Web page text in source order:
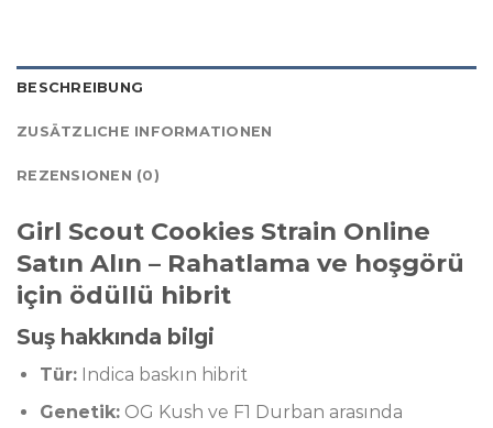
BESCHREIBUNG
ZUSÄTZLICHE INFORMATIONEN
REZENSIONEN (0)
Girl Scout Cookies Strain Online
Satın Alın – Rahatlama ve hoşgörü
için ödüllü hibrit
Suş hakkında bilgi
Tür:Indica baskın hibrit
Genetik:OG Kush ve F1 Durban arasında